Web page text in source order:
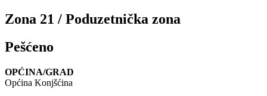
Zona 21 / Poduzetnička zona
Pešćeno
OPĆINA/GRAD
Općina Konjšćina